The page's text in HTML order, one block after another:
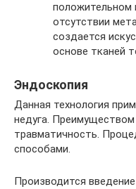
положительном
отсутствии
создается
основе тканей
Эндоскопия
Данная технология
недуга. Преимуществом
травматичность.
способами.
Производится